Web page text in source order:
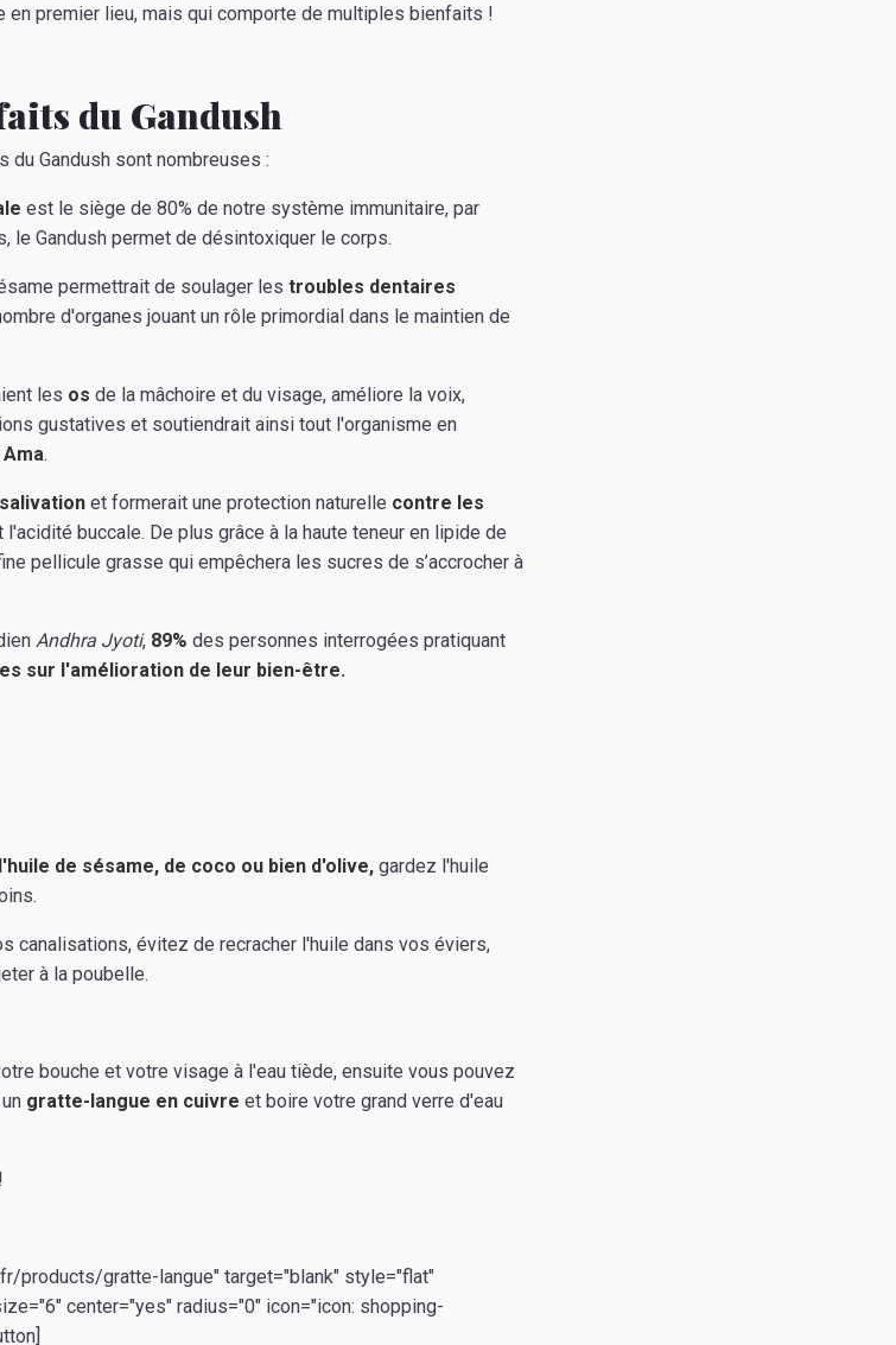
en premier lieu, mais qui comporte de multiples bienfaits !
du Gandush
du Gandush sont nombreuses :
est le siège de 80% de notre système immunitaire, par
le Gandush permet de désintoxiquer le corps.
permettrait de soulager les troubles dentaires
d'organes jouant un rôle primordial dans le maintien de
les os de la mâchoire et du visage, améliore la voix,
gustatives et soutiendrait ainsi tout l'organisme en
Ama.
salivation et formerait une protection naturelle contre les
l'acidité buccale. De plus grâce à la haute teneur en lipide de
pellicule grasse qui empêchera les sucres de s’accrocher à
Andhra Jyoti, 89% des personnes interrogées pratiquant
sur l'amélioration de leur bien-être.
l'huile de sésame, de coco ou bien d'olive, gardez l'huile
canalisations, évitez de recracher l'huile dans vos éviers,
à la poubelle.
bouche et votre visage à l'eau tiède, ensuite vous pouvez
gratte-langue en cuivre et boire votre grand verre d'eau
products/gratte-langue" target="blank" style="flat"
center="yes" radius="0" icon="icon: shopping-